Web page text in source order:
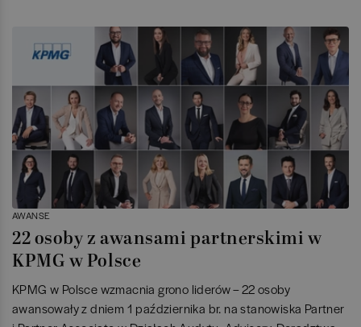
AWANSE
22 osoby z awansami partnerskimi w
KPMG w Polsce
KPMG w Polsce wzmacnia grono liderów – 22 osoby
awansowały z dniem 1 października br. na stanowiska Partner